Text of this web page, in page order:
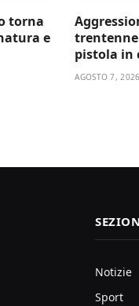
torna
e
pistola in
AGOSTO 7, 2026
Notizie
Sport